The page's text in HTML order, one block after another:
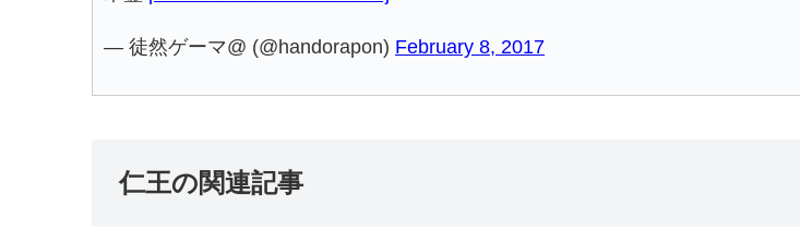
— 徒然ゲーマ@ (@handorapon) February 8, 2017
仁王の関連記事